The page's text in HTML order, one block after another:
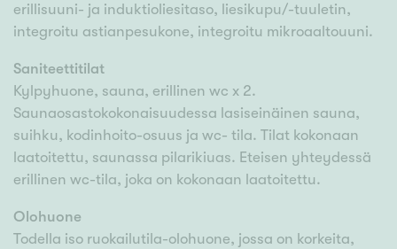
erillisuuni- ja induktioliesitaso, liesikupu/-tuuletin,
integroitu astianpesukone, integroitu mikroaaltouuni.
Saniteettitilat
Kylpyhuone, sauna, erillinen wc x 2.
Saunaosastokokonaisuudessa lasiseinäinen sauna,
suihku, kodinhoito-osuus ja wc- tila. Tilat kokonaan
laatoitettu, saunassa pilarikiuas. Eteisen yhteydessä
erillinen wc-tila, joka on kokonaan laatoitettu.
Olohuone
Todella iso ruokailutila-olohuone, jossa on korkeita,